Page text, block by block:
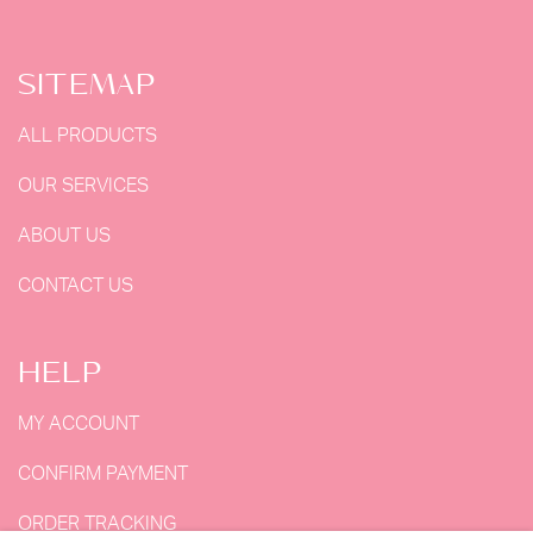
SITEMAP
ALL PRODUCTS
OUR SERVICES
ABOUT US
CONTACT US
HELP
MY ACCOUNT
CONFIRM PAYMENT
ORDER TRACKING